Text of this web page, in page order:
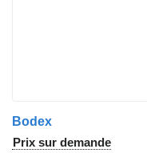
Bodex
Prix sur demande